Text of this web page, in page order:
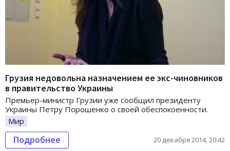
Грузия недовольна назначением ее экс-чиновников
в правительство Украины
Премьер-министр Грузии уже сообщил президенту
Украины Петру Порошенко о своей обеспокоенности.
Мир
Подробнее 20 декабря 2014, 20:42